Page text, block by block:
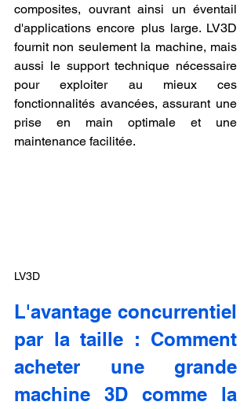
composites, ouvrant ainsi un éventail
d'applications encore plus large. LV3D
fournit non seulement la machine, mais
aussi le support technique nécessaire
pour exploiter au mieux ces
fonctionnalités avancées, assurant une
prise en main optimale et une
maintenance facilitée.
LV3D
L'avantage concurrentiel
par la taille : Comment
acheter une grande
machine 3D comme la